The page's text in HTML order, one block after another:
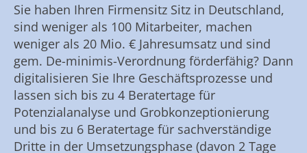
Sie haben Ihren Firmensitz Sitz in Deutschland,
sind weniger als 100 Mitarbeiter, machen
weniger als 20 Mio. € Jahresumsatz und sind
gem. De-minimis-Verordnung förderfähig? Dann
digitalisieren Sie Ihre Geschäftsprozesse und
lassen sich bis zu 4 Beratertage für
Potenzialanalyse und Grobkonzeptionierung
und bis zu 6 Beratertage für sachverständige
Dritte in der Umsetzungsphase (davon 2 Tage